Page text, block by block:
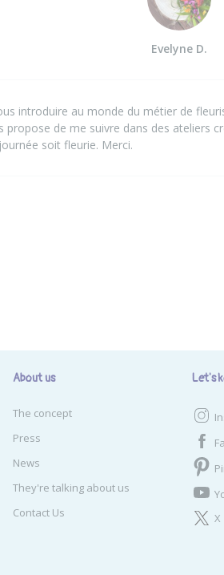
Evelyne D.
introduire au monde du métier de
propose de me suivre dans des ateliers
soit fleurie. Merci.
About us
The concept
Press
News
They're talking about us
Contact Us
Let's
X